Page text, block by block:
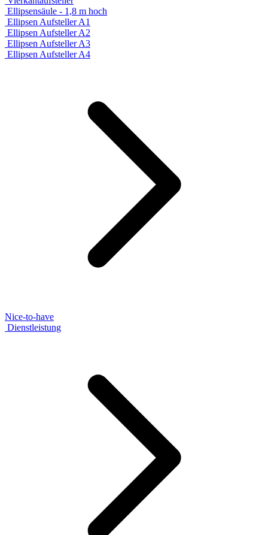
Ellipsensäule - 1,8 m hoch
Ellipsen Aufsteller A1
Ellipsen Aufsteller A2
Ellipsen Aufsteller A3
Ellipsen Aufsteller A4
Nice-to-have
Dienstleistung